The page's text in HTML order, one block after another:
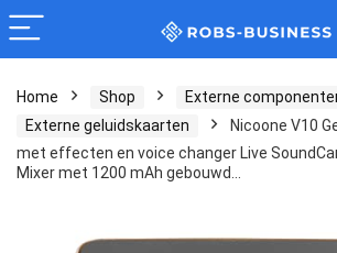
Home Shop
Externe
Externe geluidskaarten
Nicoone V10
met effecten en voice changer Live
Mixer met 1200 mAh gebouwd…